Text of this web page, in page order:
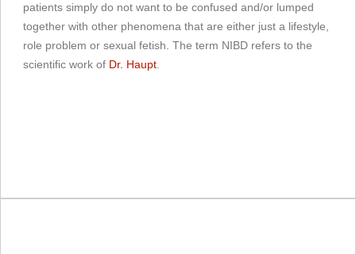
patients simply do not want to be confused and/or lumped
together with other phenomena that are either just a lifestyle,
role problem or sexual fetish. The term NIBD refers to the
scientific work of Dr. Haupt.